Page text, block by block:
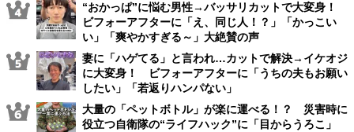
“おかっぱ”に悩む男性→バッサリカットで大変身！
ビフォーアフターに「え、同じ人！？」「かっこい
い」「爽やかすぎる～」大絶賛の声
妻に「ハゲてる」と言われ…カットで解決→イケオジ
に大変身！ ビフォーアフターに「うちの夫もお願い
したい」「若返りハンパない」
大量の「ペットボトル」が楽に運べる！？ 災害時に
役立つ自衛隊の“ライフハック”に「目からうろこ」